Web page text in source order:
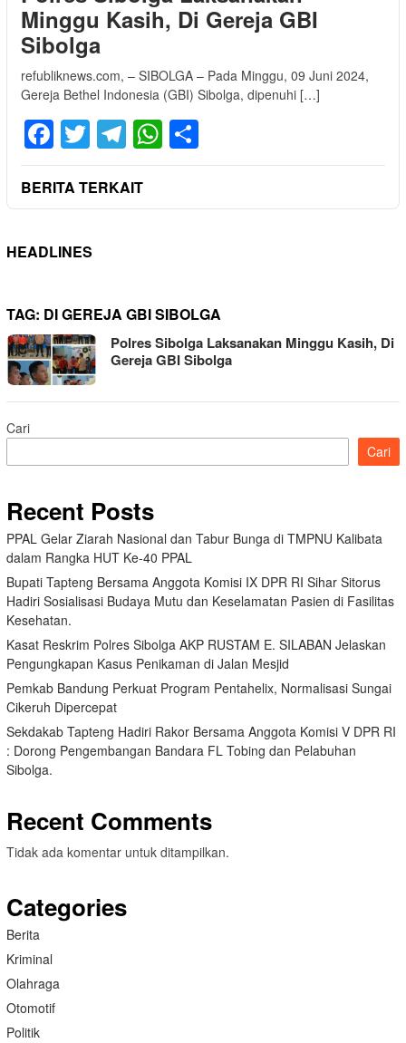
Minggu Kasih, Di Gereja GBI
Sibolga
refubliknews.com, – SIBOLGA – Pada Minggu, 09 Juni 2024,
Gereja Bethel Indonesia (GBI) Sibolga, dipenuhi […]
Facebook
Twitter
Telegram
WhatsApp
BERITA TERKAIT
HEADLINES
TAG: DI GEREJA GBI SIBOLGA
Polres Sibolga Laksanakan Minggu Kasih, Di
Gereja GBI Sibolga
Cari
Cari
Recent Posts
PPAL Gelar Ziarah Nasional dan Tabur Bunga di TMPNU Kalibata
dalam Rangka HUT Ke-40 PPAL
Bupati Tapteng Bersama Anggota Komisi IX DPR RI Sihar Sitorus
Hadiri Sosialisasi Budaya Mutu dan Keselamatan Pasien di Fasilitas
Kesehatan.
Kasat Reskrim Polres Sibolga AKP RUSTAM E. SILABAN Jelaskan
Pengungkapan Kasus Penikaman di Jalan Mesjid
Pemkab Bandung Perkuat Program Pentahelix, Normalisasi Sungai
Cikeruh Dipercepat
Sekdakab Tapteng Hadiri Rakor Bersama Anggota Komisi V DPR RI
: Dorong Pengembangan Bandara FL Tobing dan Pelabuhan
Sibolga.
Recent Comments
Tidak ada komentar untuk ditampilkan.
Categories
Berita
Kriminal
Olahraga
Otomotif
Politik